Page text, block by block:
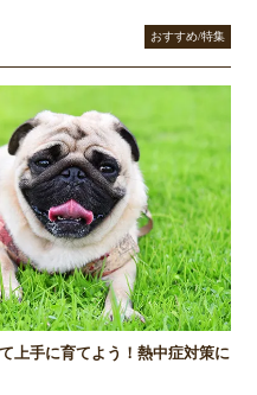
おすすめ/特集
上手に育てよう！熱中症対策に